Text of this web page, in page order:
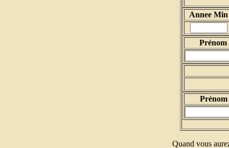
Annee Min
Prénom
Prénom
Quand vous